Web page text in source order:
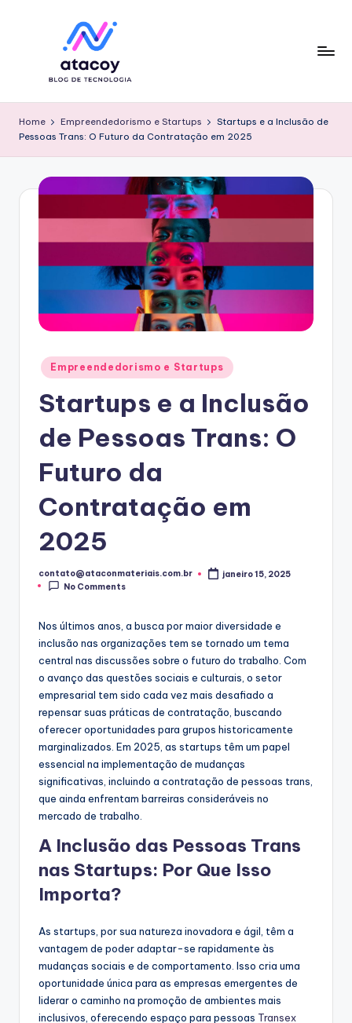
Home Empreendedorismo e Startups
Startups e a Inclusão de
Pessoas Trans: O Futuro da Contratação em 2025
Posted
in
Empreendedorismo e Startups
Startups e a Inclusão
de Pessoas Trans: O
Futuro da
Contratação em
2025
Posted
by
contato@ataconmateriais.com.br
janeiro 15, 2025
No Comments
Nos últimos anos, a busca por maior diversidade e
inclusão nas organizações tem se tornado um tema
central nas discussões sobre o futuro do trabalho. Com
o avanço das questões sociais e culturais, o setor
empresarial tem sido cada vez mais desafiado a
repensar suas práticas de contratação, buscando
oferecer oportunidades para grupos historicamente
marginalizados. Em 2025, as startups têm um papel
essencial na implementação de mudanças
significativas, incluindo a contratação de pessoas trans,
que ainda enfrentam barreiras consideráveis no
mercado de trabalho.
A Inclusão das Pessoas Trans
nas Startups: Por Que Isso
Importa?
As startups, por sua natureza inovadora e ágil, têm a
vantagem de poder adaptar-se rapidamente às
mudanças sociais e de comportamento. Isso cria uma
oportunidade única para as empresas emergentes de
liderar o caminho na promoção de ambientes mais
inclusivos, oferecendo espaço para pessoas Transex